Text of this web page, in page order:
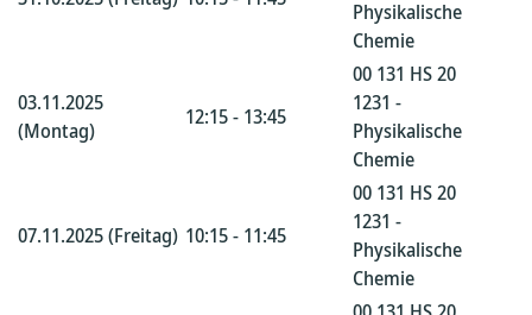
Physikalische
Chemie
03.11.2025
(Montag)
12:15 - 13:45
00 131 HS 20
1231 -
Physikalische
Chemie
07.11.2025 (Freitag) 10:15 - 11:45
00 131 HS 20
1231 -
Physikalische
Chemie